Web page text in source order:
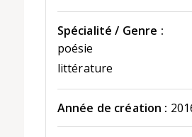
Spécialité / Genre :
poésie
littérature
Année de création :